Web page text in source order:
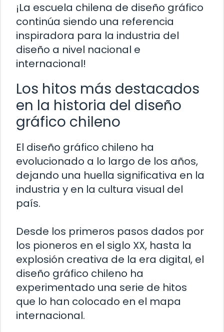
¡La escuela chilena de diseño gráfico
continúa siendo una referencia
inspiradora para la industria del
diseño a nivel nacional e
internacional!
Los hitos más destacados
en la historia del diseño
gráfico chileno
El diseño gráfico chileno ha
evolucionado a lo largo de los años,
dejando una huella significativa en la
industria y en la cultura visual del
país.
Desde los primeros pasos dados por
los pioneros en el siglo XX, hasta la
explosión creativa de la era digital, el
diseño gráfico chileno ha
experimentado una serie de hitos
que lo han colocado en el mapa
internacional.